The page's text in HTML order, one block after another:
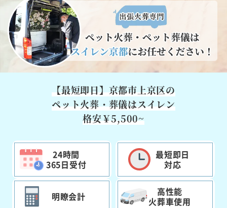
【最短即日】京都市上京区の
ペット火葬・葬儀はスイレン
格安￥5,500~
24時間
365日受付
最短即日
対応
明瞭会計
高性能
火葬車使用